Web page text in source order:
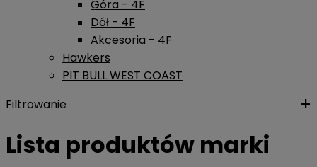
Góra - 4F
Dół - 4F
Akcesoria - 4F
Hawkers
PIT BULL WEST COAST
Filtrowanie
Lista produktów marki